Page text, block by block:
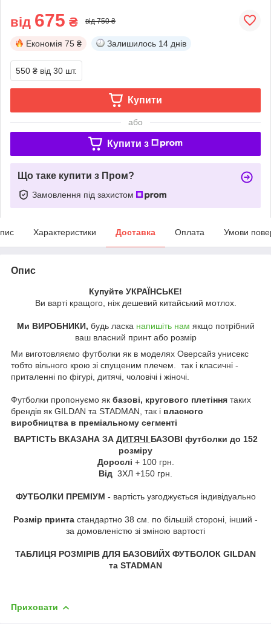
від 675 ₴ від 750 ₴
Економія 75 ₴ Залишилось 14 днів
550 ₴ від 30 шт.
Купити
або
Купити з
Що таке купити з Пром?
Замовлення під захистом
Характеристики Доставка Оплата Умови
Опис
Купуйте УКРАЇНСЬКЕ!
Ви варті кращого, ніж дешевий китайський мотлох.
Ми ВИРОБНИКИ, будь ласка напишіть нам якщо потрібний
ваш власний принт або розмір
Ми виготовляємо футболки як в моделях Оверсайз унисекс
тобто вільного крою зі спущеним плечем. так і класичні -
приталенні по фігурі, дитячі, чоловічі і жіночі.
Футболки пропонуємо як базові, кругового плетіння таких
брендів як GILDAN та STADMAN, так і власного
виробництва в преміальному сегменті
ВАРТІСТЬ ВКАЗАНА ЗА ДИТЯЧІ БАЗОВІ футболки до 152
розміру
Дорослі + 100 грн.
Від 3ХЛ +150 грн.
ФУТБОЛКИ ПРЕМІУМ - вартість узгоджується індивідуально
Розмір принта стандартно 38 см. по більшій стороні, інший -
за домовленістю зі зміною вартості
ТАБЛИЦЯ РОЗМІРІВ ДЛЯ БАЗОВИЙХ ФУТБОЛОК GILDAN
та STADMAN
Приховати